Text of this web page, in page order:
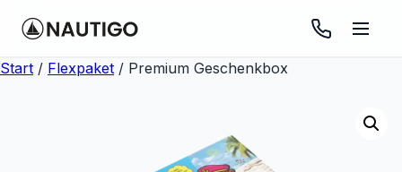
Start / Flexpaket / Premium Geschenkbox